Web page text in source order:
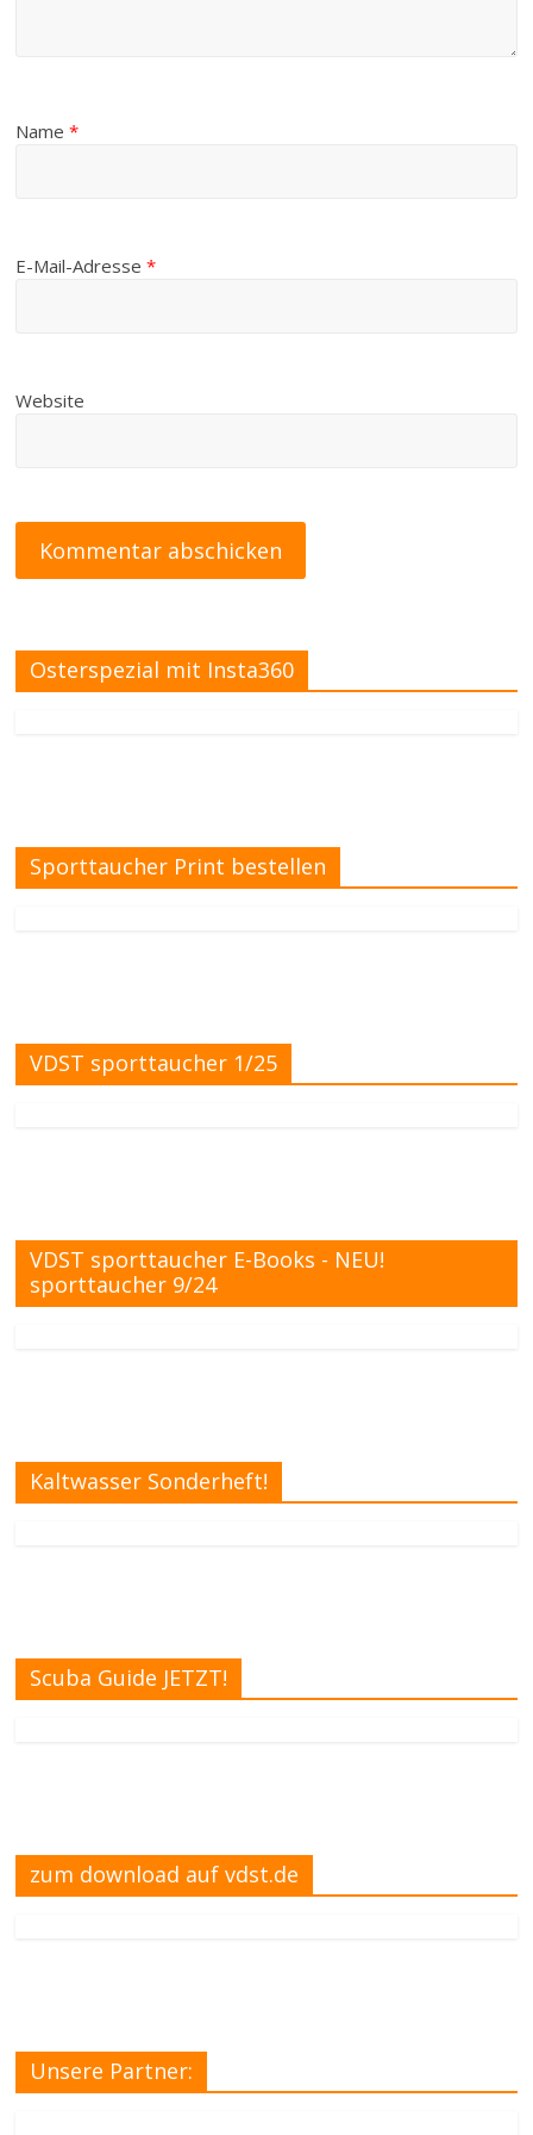
Name*
E-Mail-Adresse*
Website
Osterspezial mit Insta360
Sporttaucher Print bestellen
VDST sporttaucher 1/25
VDST sporttaucher E-Books - NEU!
sporttaucher 9/24
Kaltwasser Sonderheft!
Scuba Guide JETZT!
zum download auf vdst.de
Unsere Partner: